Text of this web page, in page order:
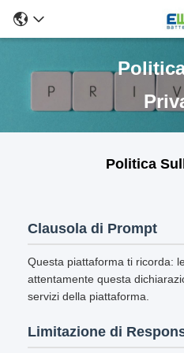
Politica
Clausola di Prompt
Questa piattaforma ti ricorda:
attentamente questa
servizi della piattaforma.
Limitazione di